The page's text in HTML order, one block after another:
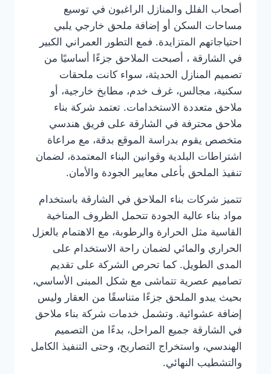
أصحاب الفلل والمنازل الراغبون في توسيع
مساحات السكن أو إضافة ملحق خارجي يلبي
احتياجاتهم المتزايدة. فمع التطور العمراني الكبير
في الشارقة ، أصبحت الملاحق جزءًا أساسيًا من
تصميم المنازل الحديثة، سواء كانت ملحقات
سكنية، مجالس، غرف خدم، مطابخ خارجية، أو
ملاحق متعددة الاستخدامات. تعتمد شركة بناء
ملاحق محترفة في الشارقة على فريق هندسي
متخصص يقوم بدراسة الموقع بدقة، مع مراعاة
اشتراطات البلدية وقوانين البناء المعتمدة، لضمان
تنفيذ الملحق بأعلى معايير الجودة والأمان.
تتميز شركات بناء الملاحق في الشارقة باستخدام
مواد بناء عالية الجودة تتحمل الظروف المناخية
القاسية مثل الحرارة والرطوبة، مع الاهتمام بالعزل
الحراري والمائي لضمان راحة الاستخدام على
المدى الطويل. كما تحرص الشركة على تقديم
تصاميم عصرية تتماشى مع شكل المبنى الأساسي،
بحيث يبدو الملحق جزءًا متناسقًا من العقار وليس
إضافة عشوائية. وتشمل خدمات شركة بناء ملاحق
في الشارقة جميع المراحل، بدءًا من التصميم
الهندسي، واستخراج التصاريح، وحتى التنفيذ الكامل
والتشطيب النهائي.